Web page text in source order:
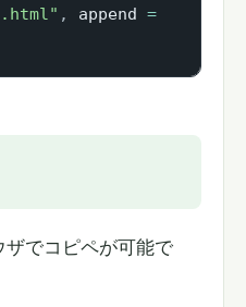
, append =
でコピペが可能で